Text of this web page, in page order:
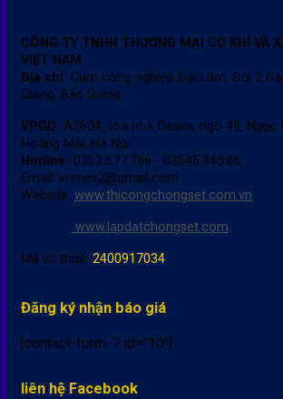
CÔNG TY TNHH THƯƠNG MẠI CƠ KHÍ VÀ
VIỆT NAM
Địa chỉ: Cụm công nghiệp Đại Lâm, Đội 2
Giang, Bắc Giang
VPGD: A2604, tòa nhà Osaka, ngõ 48, Ngọc
Hoàng Mai, Hà Nội
Hotline: 0353.577.766 - 03545.345.66
Email: vnmax2@gmail.com
Website: www.thicongchongset.com.vn
www.lapdatchongset.com
Mã số thuế: 2400917034
Đăng ký nhận báo giá
[contact-form-7 id="10"]
liên hệ Facebook